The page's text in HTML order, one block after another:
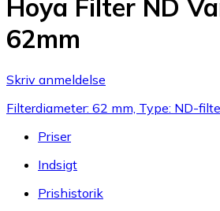
Hoya Filter ND
62mm
Skriv anmeldelse
Filterdiameter: 62 mm, Type: ND-
Priser
Indsigt
Prishistorik